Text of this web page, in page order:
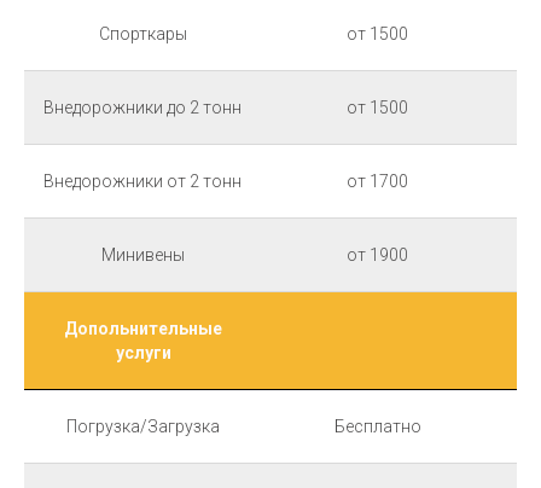
Спорткары от 1500
Внедорожники до 2 тонн от 1500
Внедорожники от 2 тонн от 1700
Минивены от 1900
Допольнительные
услуги
Погрузка/Загрузка Бесплатно